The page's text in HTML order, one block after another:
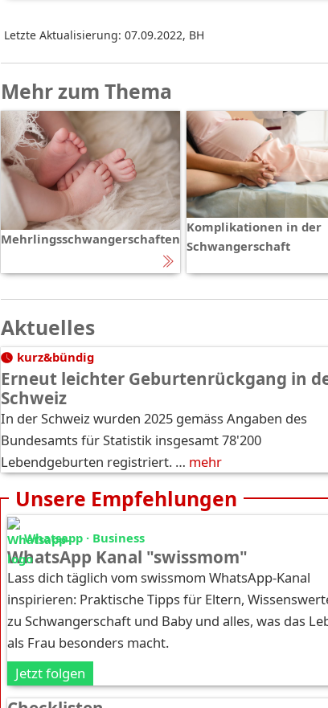
Letzte Aktualisierung: 07.09.2022, BH
Mehr zum Thema
Mehrlingsschwangerschaften
Komplikationen in der
Schwangerschaft
Aktuelles
kurz&bündig
Erneut leichter Geburtenrückgang in
Schweiz
In der Schweiz wurden 2025 gemäss Angaben des
Bundesamts für Statistik insgesamt 78'200
Lebendgeburten registriert. … mehr
Unsere Empfehlungen
Whatsapp · Business
WhatsApp Kanal "swissmom"
Lass dich täglich vom swissmom WhatsApp-Kanal
inspirieren: Praktische Tipps für Eltern,
zu Schwangerschaft und Baby und alles, was das
als Frau besonders macht.
Jetzt folgen